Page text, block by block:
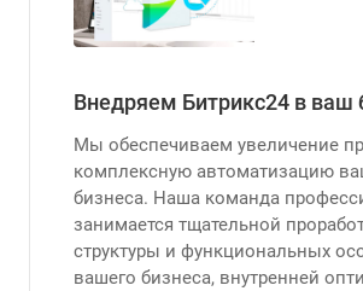
Внедряем Битрикс24 в ваш
Мы обеспечиваем увеличение
комплексную автоматизацию
бизнеса. Наша команда
занимается тщательной
структуры и функциональных
вашего бизнеса, внутренней